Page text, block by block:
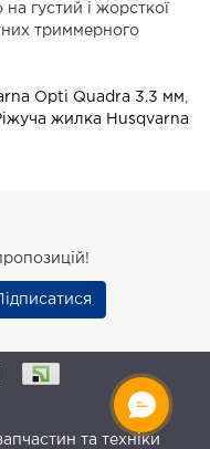
густий і жорсткої
триммерного
Opti Quadra 3.3 мм
жилка Husqvarna
Підписатися
та техніки